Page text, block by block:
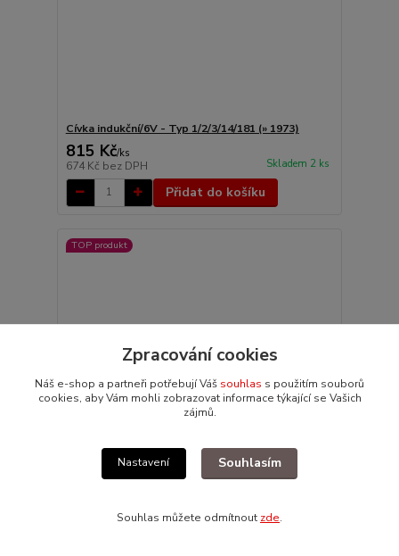
Cívka indukční/6V - Typ 1/2/3/14/181 (» 1973)
815 Kč/ks
674 Kč bez DPH Skladem 2 ks
Přidat do košíku
TOP produkt
Cívka startéru/12V - Typ 1/2/3/14/181 (1966 » 03)
Zpracování cookies
Náš e-shop a partneři potřebují Váš souhlas s použitím souborů
cookies, aby Vám mohli zobrazovat informace týkající se Vašich
zájmů.
Nastavení Souhlasím
Souhlas můžete odmítnout zde.